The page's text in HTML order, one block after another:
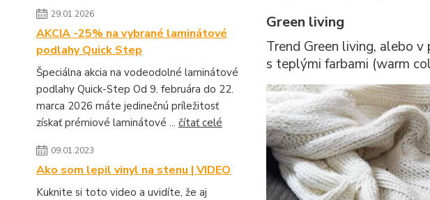
29.01.2026
AKCIA -25% na vybrané laminátové
podlahy Quick Step
Špeciálna akcia na vodeodolné laminátové
podlahy Quick-Step Od 9. februára do 22.
marca 2026 máte jedinečnú príležitosť
získať prémiové laminátové ... čítať celé
09.01.2023
Ako som lepil vinyl na stenu | VIDEO
Kuknite si toto video a uvidíte, že aj
Green living
Trend Green living, alebo
s teplými farbami (warm